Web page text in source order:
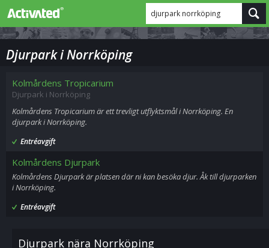
djurpark norrköping
Djurpark i Norrköping
Kolmårdens Tropicarium
Djurpark i Norrköping
Kolmårdens Tropicarium är ett trevligt utflyktsmål i Norrköping. En
djurpark i Norrköping.
Entréavgift
Kolmårdens Djurpark
Kolmårdens Djurpark är platsen där ni kan besöka djur. Åk till djurparken
i Norrköping.
Entréavgift
Djurpark nära Norrköping